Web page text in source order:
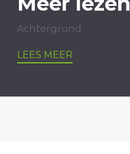
Achtergrond
LEES MEER